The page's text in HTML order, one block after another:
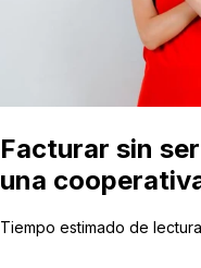
Facturar sin
una
Tiempo estimado de